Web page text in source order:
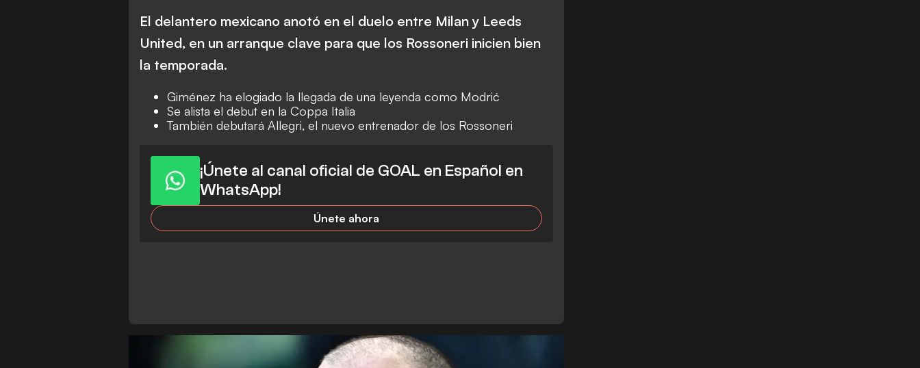
El delantero mexicano anotó en el duelo entre Milan y Leeds
United, en un arranque clave para que los Rossoneri inicien bien
la temporada.
Giménez ha elogiado la llegada de una leyenda como Modrić
Se alista el debut en la Coppa Italia
También debutará Allegri, el nuevo entrenador de los Rossoneri
¡Únete al canal oficial de GOAL en Español en
WhatsApp!
Únete ahora